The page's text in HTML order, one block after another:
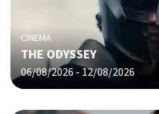
CINEMA
THE ODYSSEY
06/08/2026 - 12/08/2026